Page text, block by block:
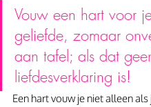
Vouw een hart voor
geliefde, zomaar
aan tafel; als dat
liefdesverklaring is!
Een hart vouw je niet alleen